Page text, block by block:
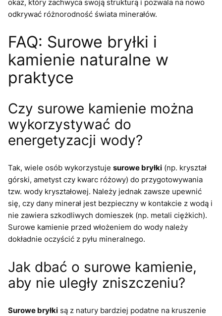
okaz, który zachwyca swoją strukturą i pozwala na nowo
odkrywać różnorodność świata minerałów.
FAQ: Surowe bryłki i
kamienie naturalne w
praktyce
Czy surowe kamienie można
wykorzystywać do
energetyzacji wody?
Tak, wiele osób wykorzystuje surowe bryłki (np. kryształ
górski, ametyst czy kwarc różowy) do przygotowywania
tzw. wody kryształowej. Należy jednak zawsze upewnić
się, czy dany minerał jest bezpieczny w kontakcie z wodą i
nie zawiera szkodliwych domieszek (np. metali ciężkich).
Surowe kamienie przed włożeniem do wody należy
dokładnie oczyścić z pyłu mineralnego.
Jak dbać o surowe kamienie,
aby nie uległy zniszczeniu?
Surowe bryłki są z natury bardziej podatne na kruszenie